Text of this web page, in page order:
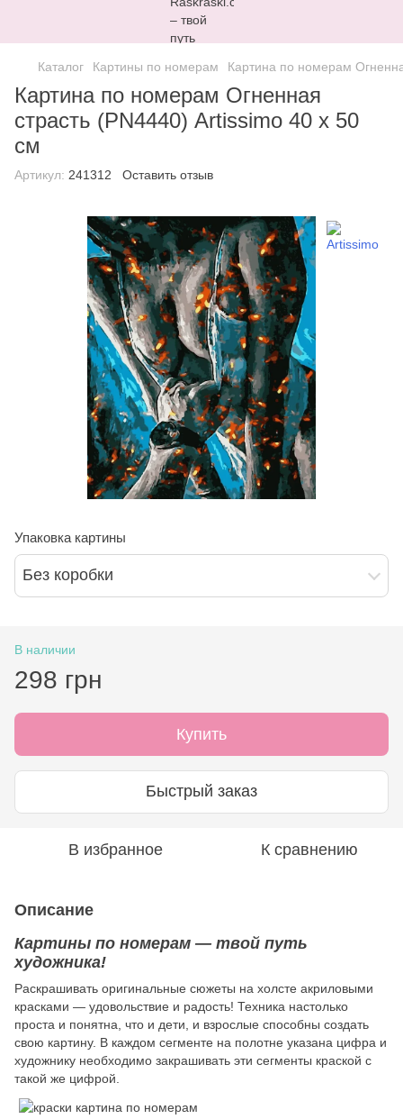
Каталог Картины по номерам Картина по номерам
Картина по номерам Огненная
страсть (PN4440) Artissimo 40 х 50
см
Артикул: 241312 Оставить отзыв
Упаковка картины
Без коробки
В наличии
298 грн
Купить
Быстрый заказ
В избранное К сравнению
Описание
Картины по номерам — твой путь
художника!
Раскрашивать оригинальные сюжеты на холсте акриловыми
красками — удовольствие и радость! Техника настолько
проста и понятна, что и дети, и взрослые способны создать
свою картину. В каждом сегменте на полотне указана цифра и
художнику необходимо закрашивать эти сегменты краской с
такой же цифрой.